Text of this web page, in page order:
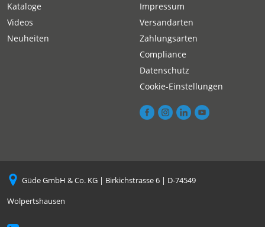
Kataloge
Videos
Neuheiten
Impressum
Versandarten
Zahlungsarten
Compliance
Datenschutz
Cookie-Einstellungen
Güde GmbH & Co. KG | Birkichstrasse 6 | D-74549
Wolpertshausen